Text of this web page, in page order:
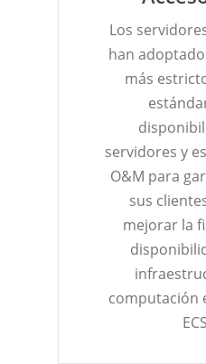
Los
han
más
servidores y
O&M para
sus
mejorar la
computación